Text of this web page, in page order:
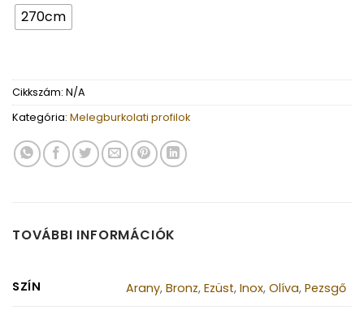
270cm
Cikkszám: N/A
Kategória: Melegburkolati profilok
TOVÁBBI INFORMÁCIÓK
SZÍN Arany,Bronz,Ezüst,Inox,Olíva,Pezsgő